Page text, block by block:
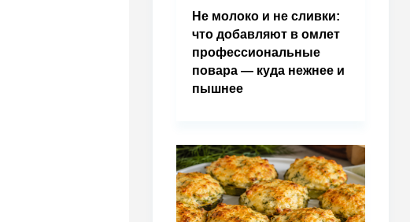
Не молоко и не сливки:
что добавляют в омлет
профессиональные
повара — куда нежнее и
пышнее